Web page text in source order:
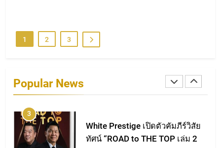
1 2 3
Popular News
2025 พร้อมเดินหน้าสร้างตำนาน
บทใหม่ผ่าน ‘งานเขียนเพื่อองค์กร’
2
THE TOP เล่ม 2” เรื่องเล่าระหว่าง
3
White Prestige เปิดตัวคัมภีร์วิสัย
ทัศน์ “ROAD to THE TOP เล่ม 2